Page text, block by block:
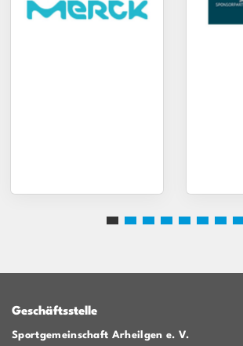
Geschäftsstelle
Sportgemeinschaft Arheilgen e. V.